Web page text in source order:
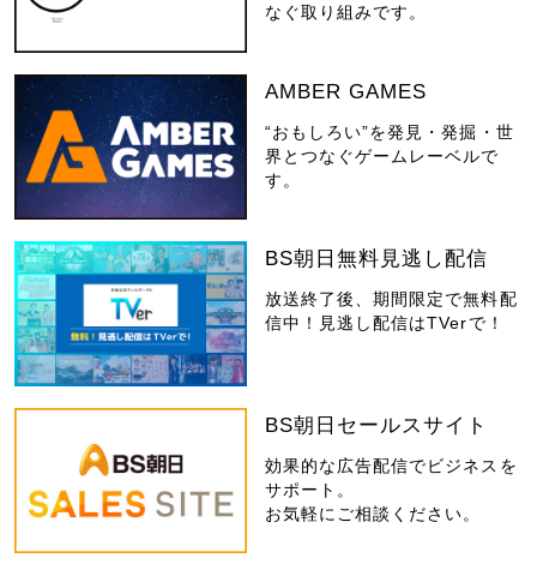
なぐ取り組みです。
AMBER GAMES
“おもしろい”を発見・発掘・世
界とつなぐゲームレーベルで
す。
BS朝日無料見逃し配信
放送終了後、期間限定で無料配
信中！見逃し配信はTVerで！
BS朝日セールスサイト
効果的な広告配信でビジネスを
サポート。
お気軽にご相談ください。